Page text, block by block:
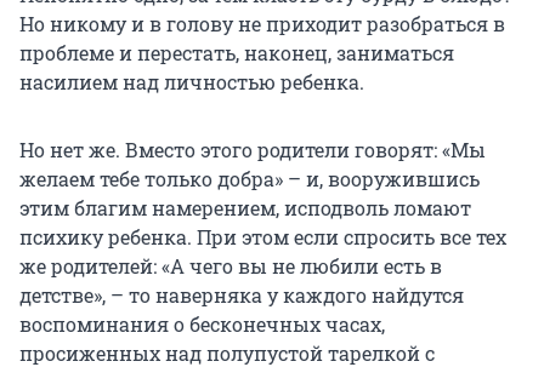
Но никому и в голову не приходит разобраться в
проблеме и перестать, наконец, заниматься
насилием над личностью ребенка.
Но нет же. Вместо этого родители говорят: «Мы
желаем тебе только добра» – и, вооружившись
этим благим намерением, исподволь ломают
психику ребенка. При этом если спросить все тех
же родителей: «А чего вы не любили есть в
детстве», – то наверняка у каждого найдутся
воспоминания о бесконечных часах,
просиженных над полупустой тарелкой с